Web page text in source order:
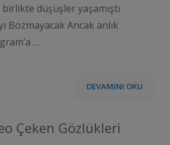
düşüşler yaşamıştı
Bozmayacak Ancak anlık
…
DEVAMINI OKU
Çeken Gözlükleri